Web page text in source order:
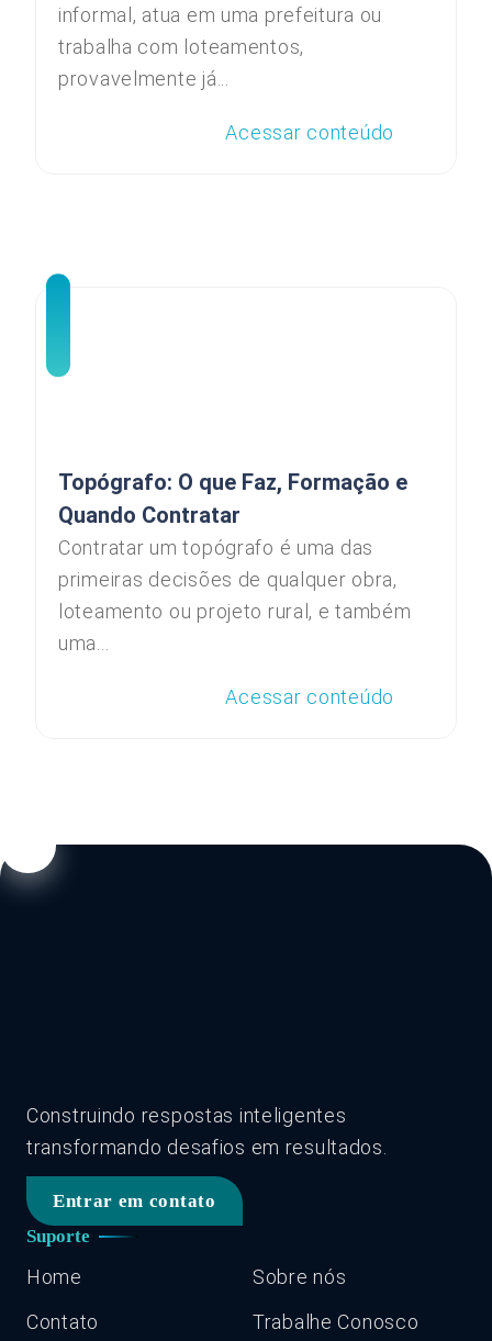
informal, atua em uma prefeitura ou
trabalha com loteamentos,
provavelmente já...
Acessar conteúdo
Topógrafo: O que Faz, Formação e
Quando Contratar
Contratar um topógrafo é uma das
primeiras decisões de qualquer obra,
loteamento ou projeto rural, e também
uma...
Acessar conteúdo
Construindo respostas inteligentes
transformando desafios em resultados.
Entrar em contato
Suporte
Home
Sobre nós
Contato
Trabalhe Conosco